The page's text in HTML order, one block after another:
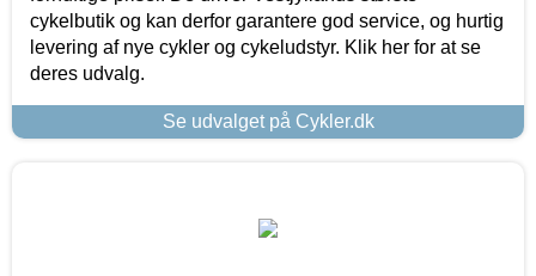
cykelbutik og kan derfor garantere god service, og hurtig
levering af nye cykler og cykeludstyr. Klik her for at se
deres udvalg.
Se udvalget på Cykler.dk